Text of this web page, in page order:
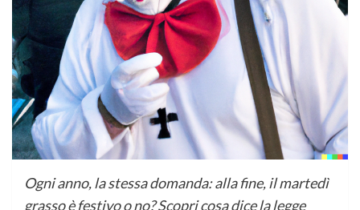
Ogni anno, la stessa domanda: alla fine, il martedì
grasso è festivo o no? Scopri cosa dice la legge